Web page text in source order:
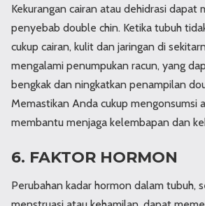
Kekurangan cairan atau dehidrasi dapat
penyebab double chin. Ketika tubuh
cukup cairan, kulit dan jaringan di
mengalami penumpukan racun, yang
bengkak dan ningkatkan penampilan
Memastikan Anda cukup mengonsumsi
membantu menjaga kelembapan dan
6. FAKTOR HORMON
Perubahan kadar hormon dalam tubuh,